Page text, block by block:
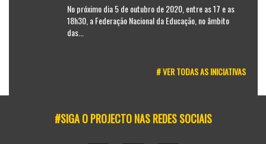
No próximo dia 5 de outubro de 2020, entre as 17 e as
18h30, a Federação Nacional da Educação, no âmbito
das...
# VER TODAS AS INICIATIVAS
#SIGA O PROJECTO NAS REDES SOCIAIS